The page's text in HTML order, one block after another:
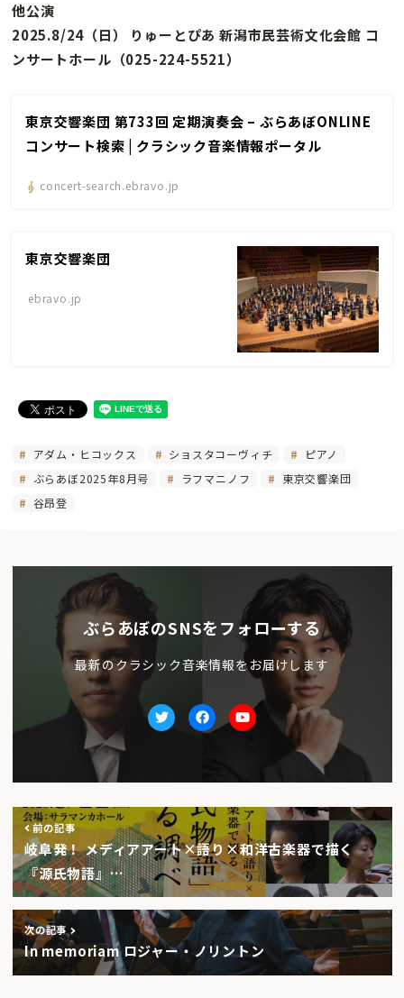
他公演
2025.8/24（日） りゅーとぴあ 新潟市民芸術文化会館 コ
ンサートホール（025-224-5521）
東京交響楽団 第733回 定期演奏会 – ぶらあぼONLINE
コンサート検索 | クラシック音楽情報ポータル
concert-search.ebravo.jp
東京交響楽団
ebravo.jp
アダム・ヒコックス ショスタコーヴィチ
ピアノ
ぶらあぼ2025年8月号
ラフマニノフ
東京交響楽団
谷昂登
ぶらあぼのSNSをフォローする
最新のクラシック音楽情報をお届けします
TwitterfacebookYoutube
前の記事
岐阜発！ メディアアート×語り×和洋古楽器で描く
『源氏物語』…
次の記事
In memoriam ロジャー・ノリントン